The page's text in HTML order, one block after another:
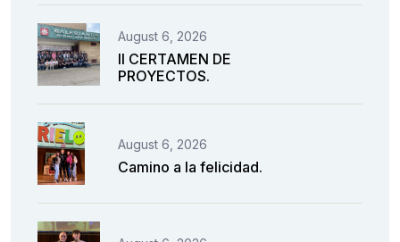
August 6, 2026
II CERTAMEN DE
PROYECTOS.
August 6, 2026
Camino a la felicidad.